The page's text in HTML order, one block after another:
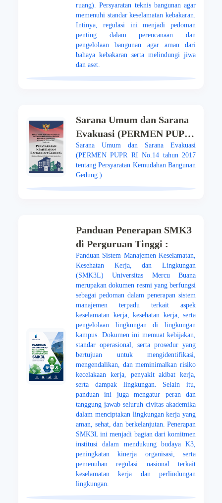
ruang). Persyaratan teknis bangunan agar
memenuhi standar keselamatan kebakaran.
Intinya, regulasi ini menjadi pedoman
penting dalam perencanaan dan
pengelolaan bangunan agar aman dari
bahaya kebakaran serta melindungi jiwa
dan aset.
Sarana Umum dan Sarana
Evakuasi (PERMEN PUPR
RI No.14 tahun 2017
tentang Persyaratan
Kemudahan Bangunan
Gedung )
Sarana Umum dan Sarana Evakuasi
(PERMEN PUPR RI No.14 tahun 2017
tentang Persyaratan Kemudahan Bangunan
Gedung )
Panduan Penerapan SMK3
di Perguruan Tinggi :
Panduan Sistem Manajemen Keselamatan,
Kesehatan Kerja, dan Lingkungan
(SMK3L) Universitas Mercu Buana
merupakan dokumen resmi yang berfungsi
sebagai pedoman dalam penerapan sistem
manajemen terpadu terkait aspek
keselamatan kerja, kesehatan kerja, serta
pengelolaan lingkungan di lingkungan
kampus. Dokumen ini memuat kebijakan,
standar operasional, serta prosedur yang
bertujuan untuk mengidentifikasi,
mengendalikan, dan meminimalkan risiko
kecelakaan kerja, penyakit akibat kerja,
serta dampak lingkungan. Selain itu,
panduan ini juga mengatur peran dan
tanggung jawab seluruh civitas akademika
dalam menciptakan lingkungan kerja yang
aman, sehat, dan berkelanjutan. Penerapan
SMK3L ini menjadi bagian dari komitmen
institusi dalam mendukung budaya K3,
peningkatan kinerja organisasi, serta
pemenuhan regulasi nasional terkait
keselamatan kerja dan perlindungan
lingkungan.